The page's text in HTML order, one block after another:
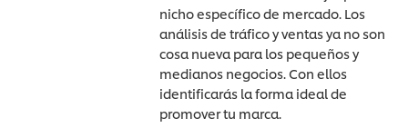
nicho específico de mercado. Los
análisis de tráfico y ventas ya no son
cosa nueva para los pequeños y
medianos negocios. Con ellos
identificarás la forma ideal de
promover tu marca.